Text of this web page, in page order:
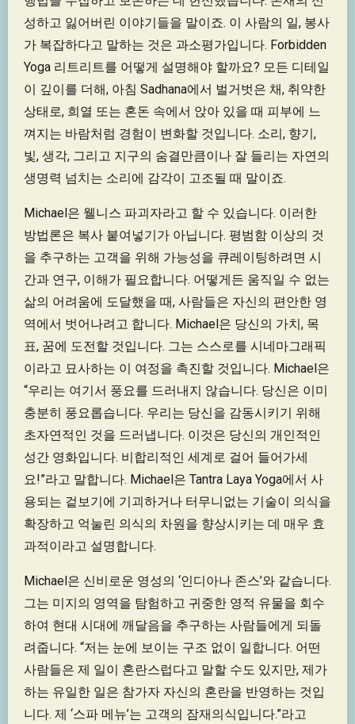
성하고 잃어버린 이야기들을 말이죠. 이 사람의 일, 봉사
가 복잡하다고 말하는 것은 과소평가입니다. Forbidden
Yoga 리트리트를 어떻게 설명해야 할까요? 모든 디테일
이 깊이를 더해, 아침 Sadhana에서 벌거벗은 채, 취약한
상태로, 희열 또는 혼돈 속에서 앉아 있을 때 피부에 느
껴지는 바람처럼 경험이 변화할 것입니다. 소리, 향기,
빛, 생각, 그리고 지구의 숨결만큼이나 잘 들리는 자연의
생명력 넘치는 소리에 감각이 고조될 때 말이죠.
Michael은 웰니스 파괴자라고 할 수 있습니다. 이러한
방법론은 복사 붙여넣기가 아닙니다. 평범함 이상의 것
을 추구하는 고객을 위해 가능성을 큐레이팅하려면 시
간과 연구, 이해가 필요합니다. 어떻게든 움직일 수 없는
삶의 어려움에 도달했을 때, 사람들은 자신의 편안한 영
역에서 벗어나려고 합니다. Michael은 당신의 가치, 목
표, 꿈에 도전할 것입니다. 그는 스스로를 시네마그래픽
이라고 묘사하는 이 여정을 촉진할 것입니다. Michael은
“우리는 여기서 풍요를 드러내지 않습니다. 당신은 이미
충분히 풍요롭습니다. 우리는 당신을 감동시키기 위해
초자연적인 것을 드러냅니다. 이것은 당신의 개인적인
성간 영화입니다. 비합리적인 세계로 걸어 들어가세
요!”라고 말합니다. Michael은 Tantra Laya Yoga에서 사
용되는 겉보기에 기괴하거나 터무니없는 기술이 의식을
확장하고 억눌린 의식의 차원을 향상시키는 데 매우 효
과적이라고 설명합니다.
Michael은 신비로운 영성의 ‘인디아나 존스’와 같습니다.
그는 미지의 영역을 탐험하고 귀중한 영적 유물을 회수
하여 현대 시대에 깨달음을 추구하는 사람들에게 되돌
려줍니다. “저는 눈에 보이는 구조 없이 일합니다. 어떤
사람들은 제 일이 혼란스럽다고 말할 수도 있지만, 제가
하는 유일한 일은 참가자 자신의 혼란을 반영하는 것입
니다. 제 ‘스파 메뉴’는 고객의 잠재의식입니다.”라고